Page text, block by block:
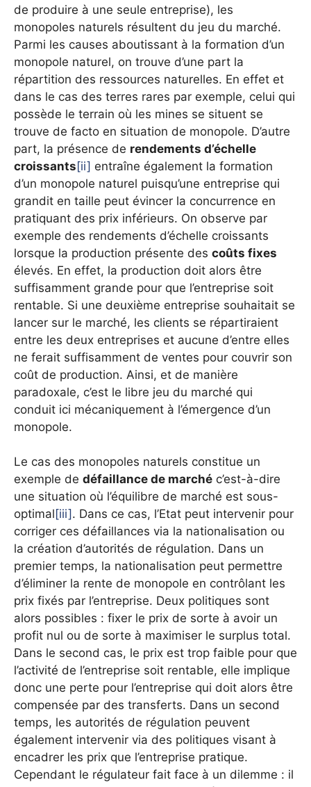
de produire à une seule entreprise), les
monopoles naturels résultent du jeu du marché.
Parmi les causes aboutissant à la formation d’un
monopole naturel, on trouve d’une part la
répartition des ressources naturelles. En effet et
dans le cas des terres rares par exemple, celui qui
possède le terrain où les mines se situent se
trouve de facto en situation de monopole. D’autre
part, la présence de rendements d’échelle
croissants[ii] entraîne également la formation
d’un monopole naturel puisqu’une entreprise qui
grandit en taille peut évincer la concurrence en
pratiquant des prix inférieurs. On observe par
exemple des rendements d’échelle croissants
lorsque la production présente des coûts fixes
élevés. En effet, la production doit alors être
suffisamment grande pour que l’entreprise soit
rentable. Si une deuxième entreprise souhaitait se
lancer sur le marché, les clients se répartiraient
entre les deux entreprises et aucune d’entre elles
ne ferait suffisamment de ventes pour couvrir son
coût de production. Ainsi, et de manière
paradoxale, c’est le libre jeu du marché qui
conduit ici mécaniquement à l’émergence d’un
monopole.
Le cas des monopoles naturels constitue un
exemple de défaillance de marché c’est-à-dire
une situation où l’équilibre de marché est sous-
optimal [iii] . Dans ce cas, l’Etat peut intervenir pour
corriger ces défaillances via la nationalisation ou
la création d’autorités de régulation. Dans un
premier temps, la nationalisation peut permettre
d’éliminer la rente de monopole en contrôlant les
prix fixés par l’entreprise. Deux politiques sont
alors possibles : fixer le prix de sorte à avoir un
profit nul ou de sorte à maximiser le surplus total.
Dans le second cas, le prix est trop faible pour que
l’activité de l’entreprise soit rentable, elle implique
donc une perte pour l’entreprise qui doit alors être
compensée par des transferts. Dans un second
temps, les autorités de régulation peuvent
également intervenir via des politiques visant à
encadrer les prix que l’entreprise pratique.
Cependant le régulateur fait face à un dilemme : il